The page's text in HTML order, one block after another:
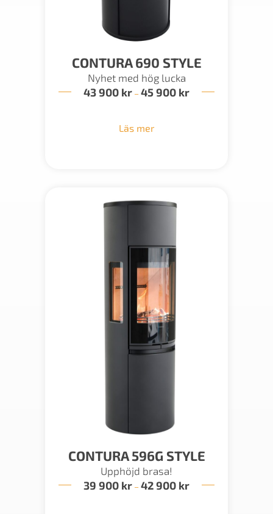
CONTURA 690 STYLE
Nyhet med hög lucka
43 900 kr – 45 900 krPrisintervall:
Läs mer
CONTURA 596G STYLE
Upphöjd brasa!
39 900 kr – 42 900 krPrisintervall: